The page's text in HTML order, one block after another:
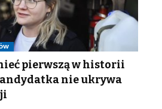
pierwszą w historii
nie ukrywa